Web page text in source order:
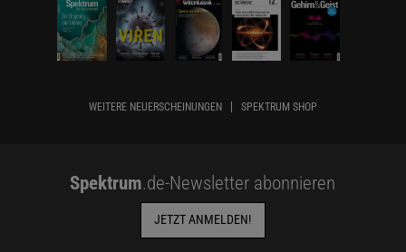
WEITERE NEUERSCHEINUNGEN SPEKTRUM SHOP
Spektrum.de-Newsletter abonnieren
JETZT ANMELDEN!